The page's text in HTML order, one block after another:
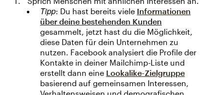
Tipp: Du hast bereits viele Informationen
über deine bestehenden Kunden
gesammelt, jetzt hast du die Möglichkeit,
diese Daten für dein Unternehmen zu
nutzen. Facebook analysiert die Profile der
Kontakte in deiner Mailchimp-Liste und
erstellt dann eine Lookalike-Zielgruppe
basierend auf gemeinsamen Interessen,
Verhaltensweisen und demografischen